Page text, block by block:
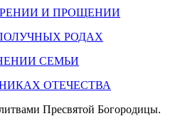
И ПРОЩЕНИИ
РОДАХ
СЕМЬИ
ОТЕЧЕСТВА
Пресвятой Богородицы.